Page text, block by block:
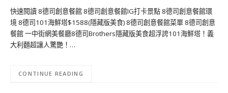
快速閱讀 8德司創意餐館 8德司創意餐館IG打卡景點 8德司創意餐館環
境 8德司101海鮮塔$1588(隱藏版美食) 8德司創意餐館菜單 8德司創意
餐館 一中街網美餐廳8德司Brothers隱藏版美食超浮誇101海鮮塔！義
大利麵超讓人驚艷！…
CONTINUE READING